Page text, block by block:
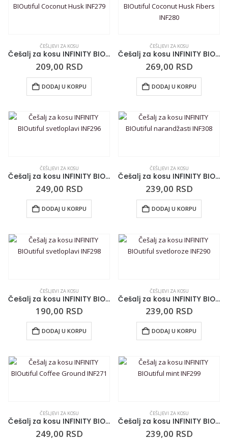
ČEŠLJEVI ZA KOSU
Češalj za kosu INFINITY BIOutiful Coconut Husk INF279
209,00 RSD
DODAJ U KORPU
ČEŠLJEVI ZA KOSU
Češalj za kosu INFINITY BIOutiful Coconut Husk Fibers INF280
269,00 RSD
DODAJ U KORPU
ČEŠLJEVI ZA KOSU
Češalj za kosu INFINITY BIOutiful svetloplavi INF296
249,00 RSD
DODAJ U KORPU
ČEŠLJEVI ZA KOSU
Češalj za kosu INFINITY BIOutiful narandžasti INF308
239,00 RSD
DODAJ U KORPU
ČEŠLJEVI ZA KOSU
Češalj za kosu INFINITY BIOutiful svetloplavi INF298
190,00 RSD
DODAJ U KORPU
ČEŠLJEVI ZA KOSU
Češalj za kosu INFINITY BIOutiful svetloroze INF290
239,00 RSD
DODAJ U KORPU
ČEŠLJEVI ZA KOSU
Češalj za kosu INFINITY BIOutiful Coffee Ground INF271
249,00 RSD
ČEŠLJEVI ZA KOSU
Češalj za kosu INFINITY BIOutiful mint INF299
239,00 RSD